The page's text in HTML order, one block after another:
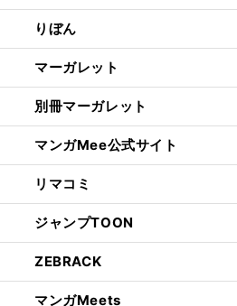
りぼん
マーガレット
別冊マーガレット
マンガMee公式サイト
リマコミ
ジャンプTOON
ZEBRACK
マンガMeets